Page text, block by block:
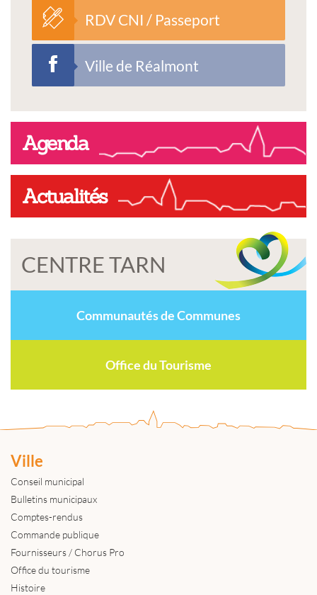
RDV CNI / Passeport
Ville de Réalmont
Agenda
Actualités
CENTRE TARN
Communautés de Communes
Office du Tourisme
Ville
Conseil municipal
Bulletins municipaux
Comptes-rendus
Commande publique
Fournisseurs / Chorus Pro
Office du tourisme
Histoire